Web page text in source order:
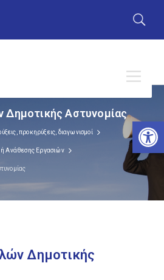
Δημοτικής Αστυνομίας
προκηρύξεις, διαγωνισμοί
Ανάθεσης Εργασιών
Δημοτικής